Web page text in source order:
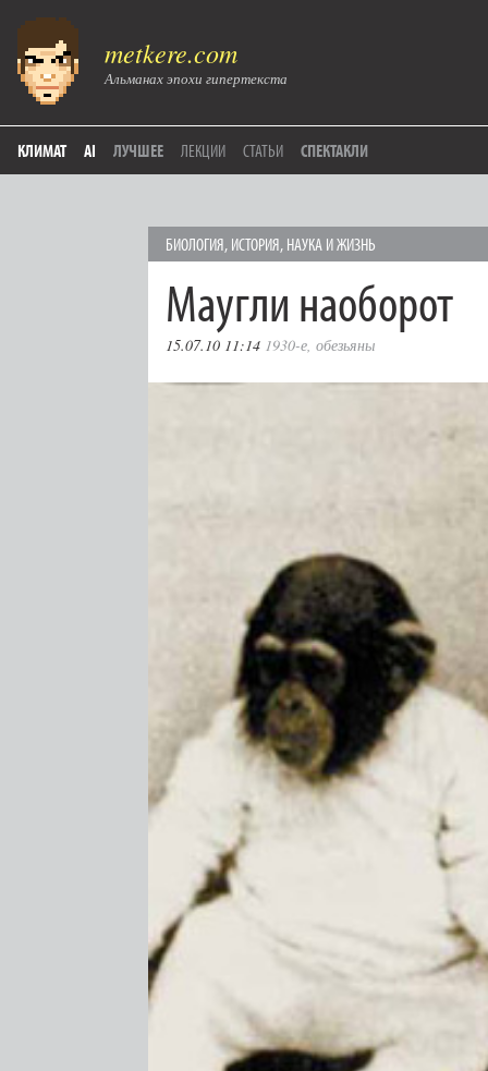
metkere.com
Альманах эпохи гипертекста
КЛИМАТ AI ЛУЧШЕЕ ЛЕКЦИИ СТАТЬИ СПЕКТАКЛИ
БИОЛОГИЯ, ИСТОРИЯ, НАУКА И ЖИЗНЬ
Маугли наоборот
15.07.10 11:14 1930-е, обезьяны